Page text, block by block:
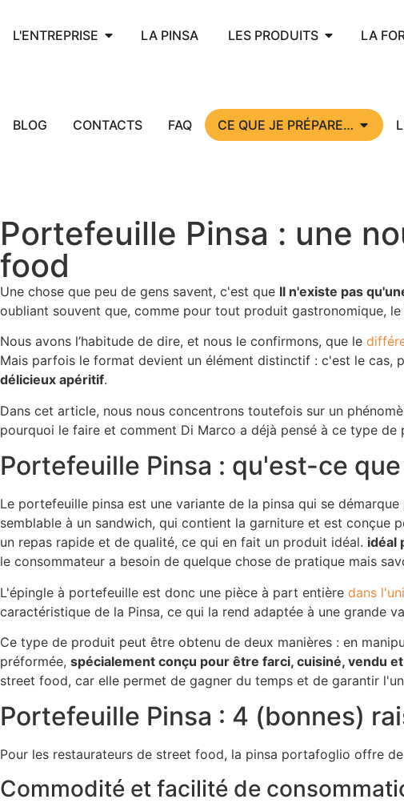
L'ENTREPRISE LA PINSA LES PRODUITS LA
BLOG CONTACTS FAQ CE QUE JE PRÉPARE…
Portefeuille Pinsa : une
food
Une chose que peu de gens savent, c'est que Il n'existe pas
oubliant souvent que, comme pour tout produit gastronomique,
Nous avons l’habitude de dire, et nous le confirmons, que le
Mais parfois le format devient un élément distinctif : c'est le cas,
délicieux apéritif.
Dans cet article, nous nous concentrons toutefois sur un
pourquoi le faire et comment Di Marco a déjà pensé à ce type
Portefeuille Pinsa : qu'est-ce
Le portefeuille pinsa est une variante de la pinsa qui se démarque
semblable à un sandwich, qui contient la garniture et est conçue
un repas rapide et de qualité, ce qui en fait un produit idéal. idéal
le consommateur a besoin de quelque chose de pratique mais
L'épingle à portefeuille est donc une pièce à part entière dans
caractéristique de la Pinsa, ce qui la rend adaptée à une grande
Ce type de produit peut être obtenu de deux manières : en
préformée, spécialement conçu pour être farci, cuisiné, vendu
street food, car elle permet de gagner du temps et de garantir
Portefeuille Pinsa : 4 (bonnes)
Pour les restaurateurs de street food, la pinsa portafoglio offre
Commodité et facilité de